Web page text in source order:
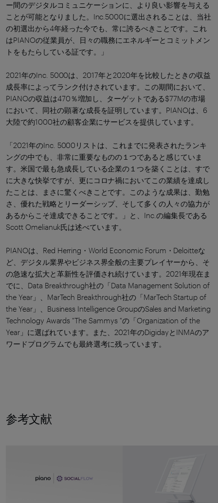
ー間のデジタルコミュニケーションに、より良い影響を与える
ことが可能となりました。Inc.5000に選出されることは、当社
の初選出から4年経った今でも、常に誇るべきことです。これ
はPIANOの従業員が、日々の職務にエネルギーとコミットメン
トをもたらしている証です。」
2021年のInc. 5000は、2017年と2020年を比較したときの収益
成長率によってランク付けされています。この期間において、
PIANOの収益は470％増加し、ターゲットである$77Mの市場
において、同社の顕著な成長を証明しています。PIANOは、6
大陸で約1000社の顧客企業にサービスを提供しています。
「2021年のInc. 5000リストは、これまでに発表されたランキ
ングの中でも、非常に重要なものの１つであると感じていま
す。米国で最も急成長している企業の１つを築くことは、すで
に大きな快挙ですが、更にコロナ禍においてこの業績を達成し
たことは、まさに驚くべきことです。このような成果は、勤勉
さ、優れた戦略とリーダーシップ、そして多くの人々の協力が
あるからこそ達成できることです。」と、Inc.の編集長である
Scott Omelianuk氏は述べています。
PIANOは、Red Herring・World Economic Forum・Deloitteな
ど、デジタル業界やビジネス界全般の主要プレイヤーから、そ
の急速な拡大と革新性を評価され続けています。2021年現在ま
でに、Data Breakthrough社の「Data Management Solution of
the Year」、MarTech Breakthrough社の「MarTech Startup of
the Year」、Business Intelligence GroupのSales and Marketing
Technology Awards "The Sammys "の「Organization of the
Year」に選ばれています。また、2021年のDigidayとINMAのア
ワードプログラムでも最終選考に残っています。
参考文献